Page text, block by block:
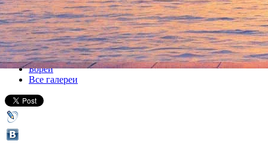
08 ноября 2011, вторник-27 ноября 2011, воскресенье
Версия для печати
Все выставки
Борей
Все галереи